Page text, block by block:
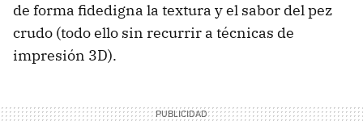
de forma fidedigna la textura y el sabor del pez
crudo (todo ello sin recurrir a técnicas de
impresión 3D).